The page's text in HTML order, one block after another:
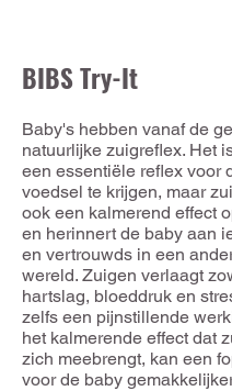
BIBS Try-It
Baby's hebben vanaf de
natuurlijke zuigreflex. Het
een essentiële reflex voor
voedsel te krijgen, maar
ook een kalmerend effect
en herinnert de baby aan
en vertrouwds in een
wereld. Zuigen verlaagt
hartslag, bloeddruk en
zelfs een pijnstillende
het kalmerende effect dat
zich meebrengt, kan een
voor de baby